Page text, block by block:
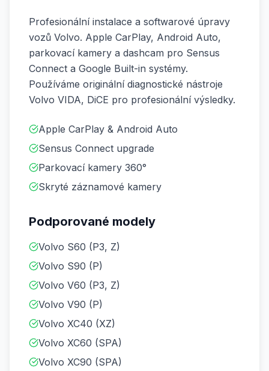
Profesionální instalace a softwarové úpravy
vozů Volvo. Apple CarPlay, Android Auto,
parkovací kamery a dashcam pro Sensus
Connect a Google Built-in systémy.
Používáme originální diagnostické nástroje
Volvo VIDA, DiCE pro profesionální výsledky.
Apple CarPlay & Android Auto
Sensus Connect upgrade
Parkovací kamery 360°
Skryté záznamové kamery
Podporované modely
Volvo S60 (P3, Z)
Volvo S90 (P)
Volvo V60 (P3, Z)
Volvo V90 (P)
Volvo XC40 (XZ)
Volvo XC60 (SPA)
Volvo XC90 (SPA)